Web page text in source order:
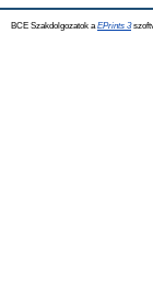
BCE Szakdolgozatok a EPrints 3